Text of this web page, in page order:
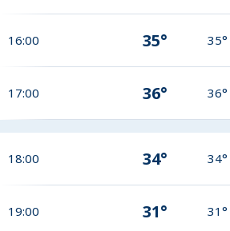
16:00 35° 35°
17:00 36° 36°
18:00 34° 34°
19:00 31° 31°